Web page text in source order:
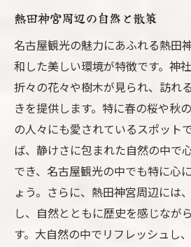
熱田神宮周辺の自然と散策
名古屋観光の魅力にあふれる熱田
和した美しい環境が特徴です。神
折々の花々や樹木が見られ、訪れ
きを提供します。特に春の桜や秋
の人々にも愛されているスポット
ば、静けさに包まれた自然の中で
でき、名古屋観光の中でも特に心
ょう。さらに、熱田神宮周辺には
し、自然とともに歴史を感じなが
す。大自然の中でリフレッシュし